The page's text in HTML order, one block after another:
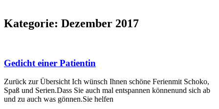
Kategorie: Dezember 2017
Gedicht einer Patientin
Zurück zur Übersicht Ich wünsch Ihnen schöne Ferienmit Schoko,
Spaß und Serien.Dass Sie auch mal entspannen könnenund sich ab
und zu auch was gönnen.Sie helfen